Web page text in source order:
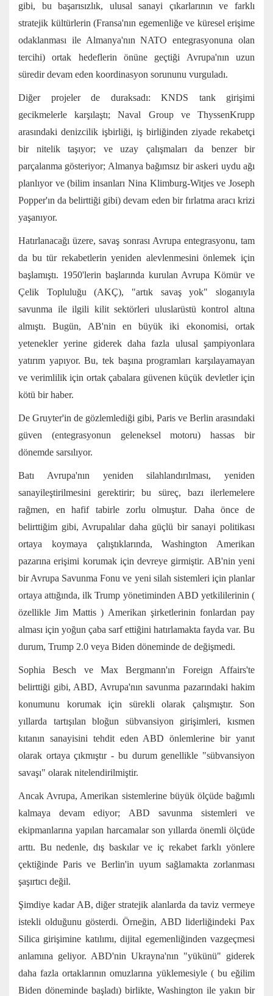
gibi, bu başarısızlık, ulusal sanayi çıkarlarının ve farklı
stratejik kültürlerin(Fransa'nın egemenliğe ve küresel erişime
odaklanması ile Almanya'nın NATO entegrasyonuna olan
tercihi) ortak hedeflerin önüne geçtiği Avrupa'nın uzun
süredir devam eden koordinasyon sorununu vurguladı.
Diğer projeler de duraksadı: KNDS tank girişimi
gecikmelerle karşılaştı; Naval Group ve ThyssenKrupp
arasındaki denizcilik işbirliği, iş birliğinden ziyade rekabetçi
bir nitelik taşıyor; ve uzay çalışmaları da benzer bir
parçalanma gösteriyor; Almanya bağımsız bir askeri uydu ağı
planlıyor ve (bilim insanları Nina Klimburg-Witjes ve Joseph
Popper'ın dabelirttiği gibi) devam eden bir fırlatma aracı krizi
yaşanıyor.
Hatırlanacağı üzere, savaş sonrası Avrupa entegrasyonu, tam
da bu tür rekabetlerin yeniden alevlenmesini önlemek için
başlamıştı. 1950'lerin başlarında kurulan Avrupa Kömür ve
Çelik Topluluğu (AKÇ), "artık savaş yok" sloganıyla
savunma ile ilgili kilit sektörleri uluslarüstü kontrol altına
almıştı. Bugün, AB'nin en büyük iki ekonomisi, ortak
yetenekler yerine giderek daha fazla ulusal şampiyonlara
yatırım yapıyor. Bu, tek başına programları karşılayamayan
ve verimlilik için ortak çabalara güvenen küçük devletler için
kötü bir haber.
De Gruyter'in de gözlemlediği gibi, Paris ve Berlin arasındaki
güven (entegrasyonun geleneksel motoru) hassas bir
dönemde sarsılıyor.
Batı Avrupa'nın yeniden silahlandırılması, yeniden
sanayileştirilmesini gerektirir; bu süreç, bazı ilerlemelere
rağmen, en hafif tabirle zorlu olmuştur. Daha önce de
belirttiğim gibi, Avrupalılar daha güçlü bir sanayi politikası
ortaya koymaya çalıştıklarında, Washington Amerikan
pazarına erişimi korumak için devreye girmiştir. AB'nin yeni
bir Avrupa Savunma Fonu ve yeni silah sistemleri için planlar
ortaya attığında, ilk Trump yönetiminden ABD yetkililerinin (
özellikle Jim Mattis ) Amerikan şirketlerinin fonlardan pay
alması için yoğun çaba sarf ettiğini hatırlamakta fayda var. Bu
durum, Trump 2.0 veya Biden döneminde de değişmedi.
Sophia Besch ve Max Bergmann'ın Foreign Affairs'te
belirttiği gibi, ABD, Avrupa'nın savunma pazarındaki hakim
konumunu korumak için sürekli olarak çalışmıştır. Son
yıllarda tartışılan bloğun sübvansiyon girişimleri, kısmen
kıtanın sanayisini tehdit edenABD önlemlerine bir yanıt
olarak ortaya çıkmıştır - bu durum genellikle "sübvansiyon
savaşı" olarak nitelendirilmiştir.
Ancak Avrupa, Amerikan sistemlerine büyük ölçüde bağımlı
kalmaya devam ediyor; ABD savunma sistemleri ve
ekipmanlarına yapılan harcamalar son yıllarda önemli ölçüde
arttı. Bu nedenle, dış baskılar ve iç rekabet farklı yönlere
çektiğinde Paris ve Berlin'in uyum sağlamakta zorlanması
şaşırtıcı değil.
Şimdiye kadar AB, diğer stratejik alanlarda da taviz vermeye
istekli olduğunu gösterdi. Örneğin, ABD liderliğindeki Pax
Silica girişimine katılımı, dijital egemenliğinden vazgeçmesi
anlamına geliyor. ABD'nin Ukrayna'nın "yükünü" giderek
daha fazla ortaklarının omuzlarına yüklemesiyle ( bueğilim
Biden dönemindebaşladı) birlikte, Washington ile yakın bir